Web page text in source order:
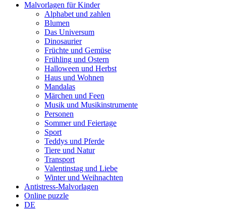
Malvorlagen für Kinder
Alphabet und zahlen
Blumen
Das Universum
Dinosaurier
Früchte und Gemüse
Frühling und Ostern
Halloween und Herbst
Haus und Wohnen
Mandalas
Märchen und Feen
Musik und Musikinstrumente
Personen
Sommer und Feiertage
Sport
Teddys und Pferde
Tiere und Natur
Transport
Valentinstag und Liebe
Winter und Weihnachten
Antistress-Malvorlagen
Online puzzle
DE